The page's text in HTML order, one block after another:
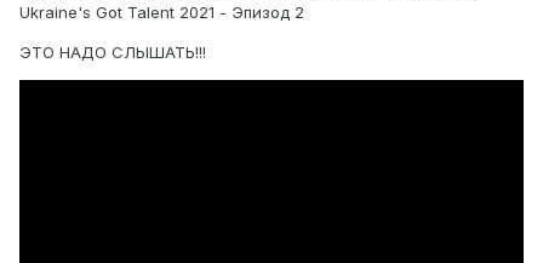
Ukraine's Got Talent 2021 - Эпизод 2
ЭТО НАДО СЛЫШАТЬ!!!